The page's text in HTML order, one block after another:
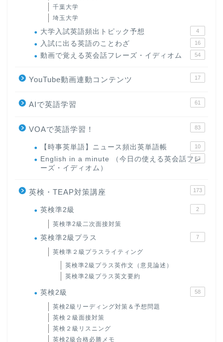
千葉大学
埼玉大学
大学入試英語頻出トピック予想 4
入試に出る英語のことわざ 16
動画で覚える英会話フレーズ・イディオム 54
YouTube動画連動コンテンツ 17
AIで英語学習 61
VOAで英語学習！ 83
【時事英単語】ニュース頻出英単語帳 10
English in a minute （今日の使える英会話フレ
ーズ・イディオム）
63
英検・TEAP対策講座 173
英検準2級 2
英検準2級二次面接対策
英検準2級プラス 7
英検準２級プラスライティング
英検準2級プラス英作文（意見論述）
英検準2級プラス英文要約
英検2級 58
英検2級リーディング対策＆予想問題
英検２級面接対策
英検２級リスニング
英検2級合格必勝メモ